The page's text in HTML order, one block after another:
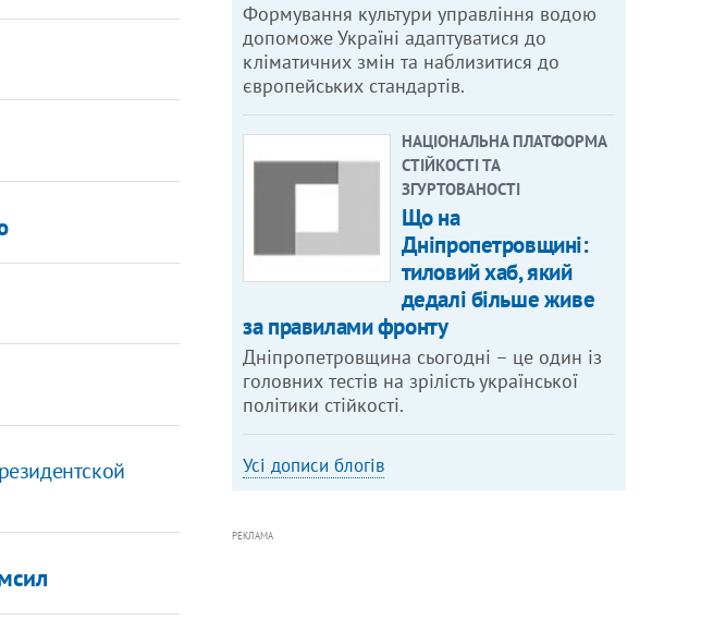
Формування культури управління водою
допоможе Україні адаптуватися до
кліматичних змін та наблизитися до
європейських стандартів.
НАЦІОНАЛЬНА ПЛАТФОРМА
СТІЙКОСТІ ТА
ЗГУРТОВАНОСТІ
Що на
Дніпропетровщині:
тиловий хаб, який
дедалі більше живе
за правилами фронту
Дніпропетровщина сьогодні – це один із
головних тестів на зрілість української
політики стійкості.
Усі дописи блогів
РЕКЛАМА